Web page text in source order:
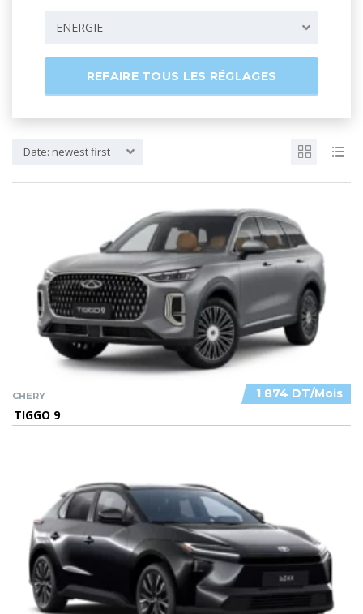
ENERGIE
REFAIRE TOUS LES RÉGLAGES
Date: newest first
1 874 DT/Mois
CHERY
TIGGO 9